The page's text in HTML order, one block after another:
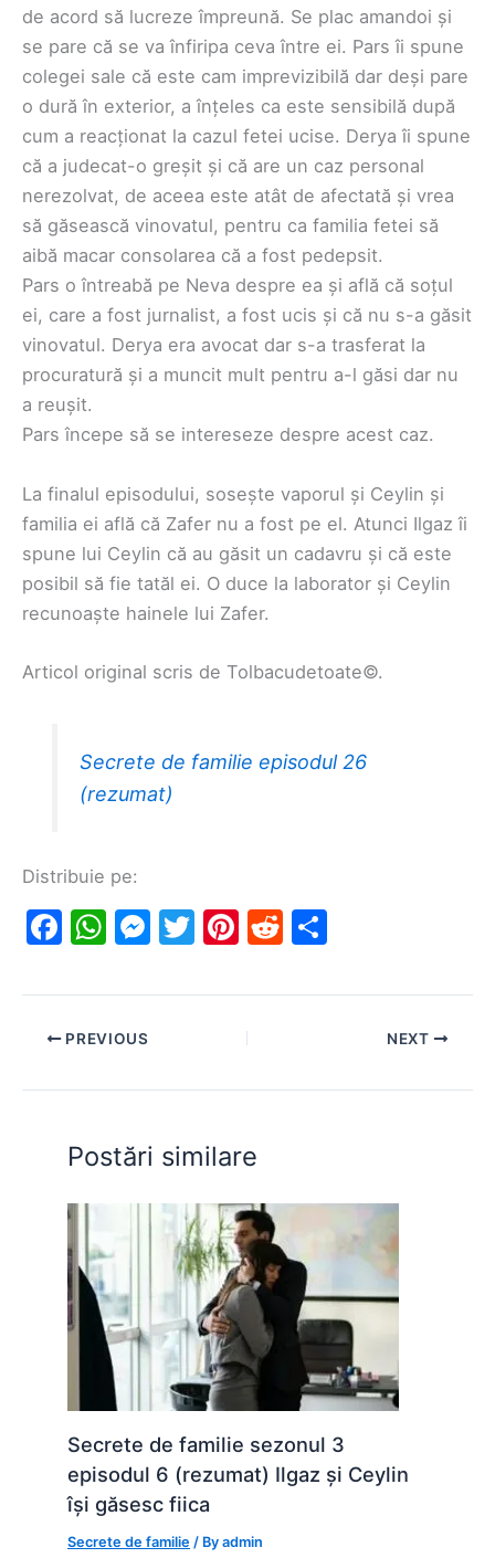
de acord să lucreze împreună. Se plac amandoi și
se pare că se va înfiripa ceva între ei. Pars îi spune
colegei sale că este cam imprevizibilă dar deși pare
o dură în exterior, a înțeles ca este sensibilă după
cum a reacționat la cazul fetei ucise. Derya îi spune
că a judecat-o greșit și că are un caz personal
nerezolvat, de aceea este atât de afectată și vrea
să găsească vinovatul, pentru ca familia fetei să
aibă macar consolarea că a fost pedepsit.
Pars o întreabă pe Neva despre ea și află că soțul
ei, care a fost jurnalist, a fost ucis și că nu s-a găsit
vinovatul. Derya era avocat dar s-a trasferat la
procuratură și a muncit mult pentru a-l găsi dar nu
a reușit.
Pars începe să se intereseze despre acest caz.
La finalul episodului, sosește vaporul și Ceylin și
familia ei află că Zafer nu a fost pe el. Atunci Ilgaz îi
spune lui Ceylin că au găsit un cadavru și că este
posibil să fie tatăl ei. O duce la laborator și Ceylin
recunoaște hainele lui Zafer.
Articol original scris de Tolbacudetoate©.
Secrete de familie episodul 26
(rezumat)
Distribuie pe:
F
c
e
o
o
k
W
at
s
p
p
M
s
n
g
er
T
itt
Pi
er
e
R
d ar
PREVIOUS NEXT
Postări similare
Secrete de familie sezonul 3
episodul 6 (rezumat) Ilgaz și Ceylin
își găsesc fiica
Secrete de familie / Byadmin